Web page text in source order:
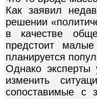
Как заявил
решении
в качестве
предстоит
планируется
Однако эксперты
изменить
сопоставимые с